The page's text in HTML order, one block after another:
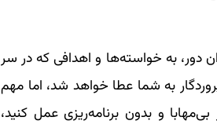
به خواسته‌ها و اهدافی که در سر
به شما عطا خواهد شد، اما مهم
و بدون برنامه‌ریزی عمل کنید،